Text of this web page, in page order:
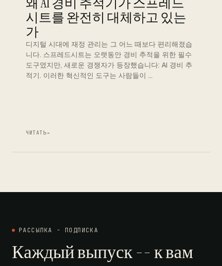
시트를 완전히 대체하고 있는
가
디지털 시대에 재정 관리는 그 어느 때보다 편리해졌습
니다. 스프레드시트는 오랫동안 경비 추적을 위한 필수
도구였지만, 새로운 경쟁자가 등장했습니다: AI 경비 추
적기. 이러한 혁신적인 도구는 사람들이 …
ЧИТАТЬ→
РАССЫЛКА - ПОДПИСКА
Каждый выпуск -- к вам